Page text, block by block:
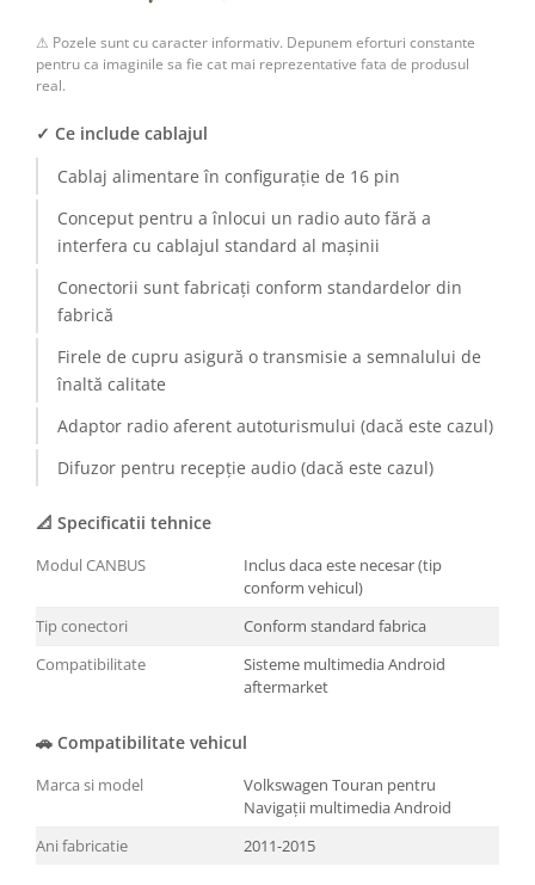
⚠ Pozele sunt cu caracter informativ. Depunem eforturi constante
pentru ca imaginile sa fie cat mai reprezentative fata de produsul
real.
✓ Ce include cablajul
Cablaj alimentare în configurație de 16 pin
Conceput pentru a înlocui un radio auto fără a
interfera cu cablajul standard al mașinii
Conectorii sunt fabricați conform standardelor din
fabrică
Firele de cupru asigură o transmisie a semnalului de
înaltă calitate
Adaptor radio aferent autoturismului (dacă este cazul)
Difuzor pentru recepție audio (dacă este cazul)
📐 Specificatii tehnice
Modul CANBUS
Inclus daca este necesar (tip
conform vehicul)
Tip conectori
Conform standard fabrica
Compatibilitate
Sisteme multimedia Android
aftermarket
🚗 Compatibilitate vehicul
Marca si model
Volkswagen Touran pentru
Navigații multimedia Android
Ani fabricatie
2011-2015